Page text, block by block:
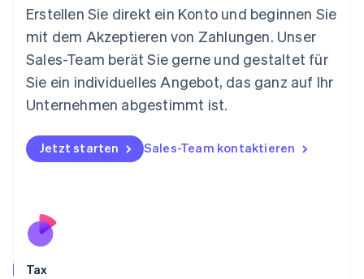
Erstellen Sie direkt ein Konto und beginnen Sie
mit dem Akzeptieren von Zahlungen. Unser
Sales-Team berät Sie gerne und gestaltet für
Sie ein individuelles Angebot, das ganz auf Ihr
Unternehmen abgestimmt ist.
Jetzt starten Sales-Team kontaktieren
Tax
English
Mexiko
Español English
Neuseeland
English
NederlandsEnglish
English
Österreich
Portugal
Português